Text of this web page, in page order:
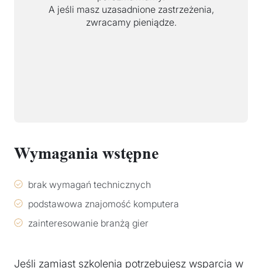
A jeśli masz uzasadnione zastrzeżenia,
zwracamy pieniądze.
Wymagania wstępne
brak wymagań technicznych
podstawowa znajomość komputera
zainteresowanie branżą gier
Jeśli zamiast szkolenia potrzebujesz wsparcia w